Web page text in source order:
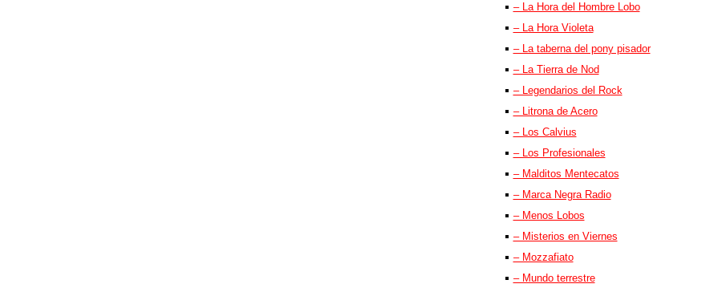
– La Hora del Hombre Lobo
– La Hora Violeta
– La taberna del pony pisador
– La Tierra de Nod
– Legendarios del Rock
– Litrona de Acero
– Los Calvius
– Los Profesionales
– Malditos Mentecatos
– Marca Negra Radio
– Menos Lobos
– Misterios en Viernes
– Mozzafiato
– Mundo terrestre